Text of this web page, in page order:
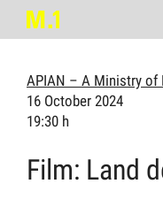
APIAN – A Ministry of
16 October 2024
19:30 h
Film: Land